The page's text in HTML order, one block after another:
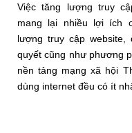
Việc tăng lượng truy
mang lại nhiều lợi ích
lượng truy cập website,
quyết cũng như phương
nền tảng mạng xã hội
dùng internet đều có ít